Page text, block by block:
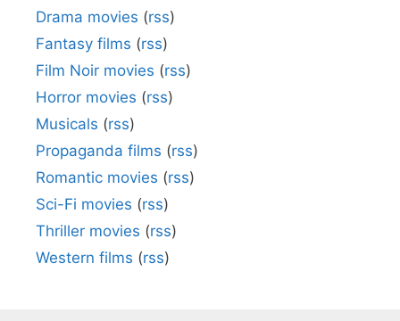
Drama movies (rss)
Fantasy films (rss)
Film Noir movies (rss)
Horror movies (rss)
Musicals (rss)
Propaganda films (rss)
Romantic movies (rss)
Sci-Fi movies (rss)
Thriller movies (rss)
Western films (rss)